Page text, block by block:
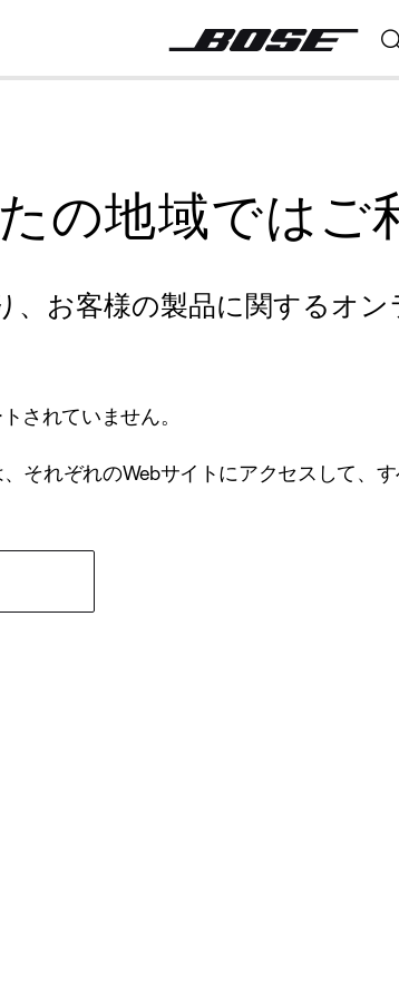
の地域ではご
、お客様の製品に関するオン
されていません。
それぞれのWebサイトにアクセスして、